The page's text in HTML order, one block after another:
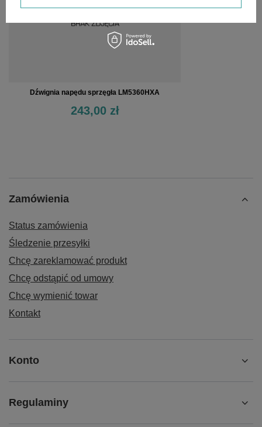
Dźwignia napędu sprzęgła LM5360HXA
243,00 zł
Zamówienia
Status zamówienia
Śledzenie przesyłki
Chcę zareklamować produkt
Chcę odstąpić od umowy
Chcę wymienić towar
Kontakt
Konto
Regulaminy